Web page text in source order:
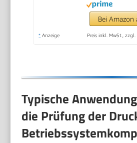
großer
hohe
Drucken in
Bei Amazon
* Anzeige Preis inkl. MwSt., zzgl.
Typische
die Prüfung der